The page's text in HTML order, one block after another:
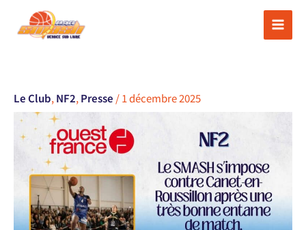
Le Club, NF2, Presse /1 décembre 2025